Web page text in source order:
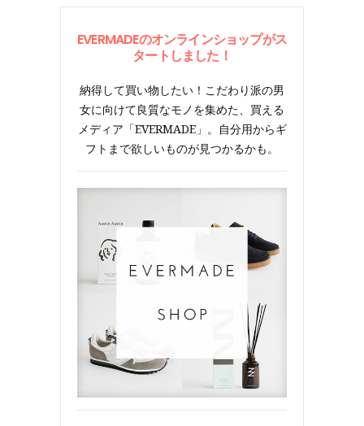
EVERMADEのオンラインショップがス
タートしました！
納得して買い物したい！こだわり派の男
女に向けて良質なモノを集めた、買える
メディア「EVERMADE」。自分用からギ
フトまで欲しいものが見つかるかも。